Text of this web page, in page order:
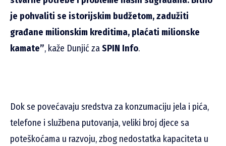
je pohvaliti se istorijskim budžetom, zadužiti
građane milionskim kreditima, plaćati milionske
kamate”, kaže Dunjić zaSPIN Info.
Dok se povećavaju sredstva za konzumaciju jela i pića,
telefone i službena putovanja, veliki broj djece sa
poteškoćama u razvoju, zbog nedostatka kapaciteta u